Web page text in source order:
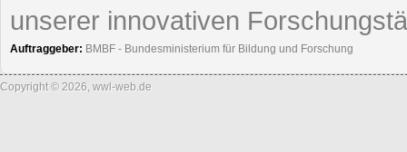
unserer innovativen
Auftraggeber: BMBF - Bundesministerium für Bildung und Forschung
Copyright © 2026, wwl-web.de